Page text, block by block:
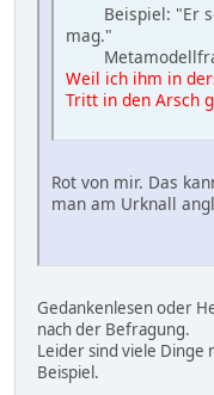
Beispiel: "Er
mag."
Weil ich ihm in
Tritt in den Arsch
Rot von mir. Das
man am Urknall
Gedankenlesen oder
nach der Befragung.
Leider sind viele Dinge
Beispiel.